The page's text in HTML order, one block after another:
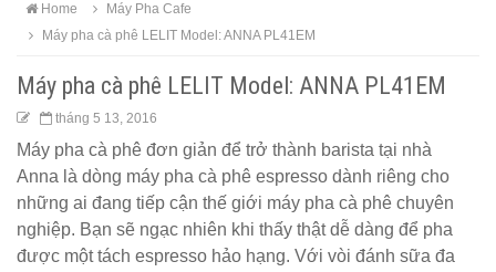
coban tiếp
trọng
Bàn ghế gỗ
cho quán
cafe, nhà
hàng
Home
Máy Pha Cafe
Máy pha cà phê LELIT Model: ANNA PL41EM
Máy pha cà phê LELIT Model: ANNA PL41EM
tháng 5 13, 2016
Máy pha cà phê đơn giản để trở thành barista tại nhà
Anna là dòng máy pha cà phê espresso dành riêng cho
những ai đang tiếp cận thế giới máy pha cà phê chuyên
nghiệp. Bạn sẽ ngạc nhiên khi thấy thật dễ dàng để pha
được một tách espresso hảo hạng. Với vòi đánh sữa đa